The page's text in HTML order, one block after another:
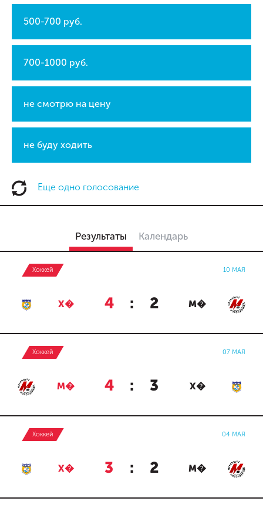
500-700 руб.
700-1000 руб.
не смотрю на цену
не буду ходить
Еще одно голосование
Результаты Календарь
Хоккей 10 МАЯ
Х� 4 : 2 М�
Хоккей 07 МАЯ
М� 4 : 3 Х�
Хоккей 04 МАЯ
Х� 3 : 2 М�